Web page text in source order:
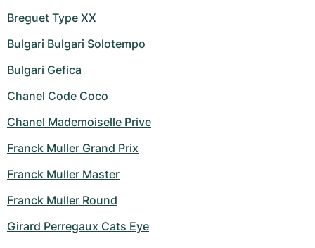
Breguet Type XX
Bulgari Bulgari Solotempo
Bulgari Gefica
Chanel Code Coco
Chanel Mademoiselle Prive
Franck Muller Grand Prix
Franck Muller Master
Franck Muller Round
Girard Perregaux Cats Eye